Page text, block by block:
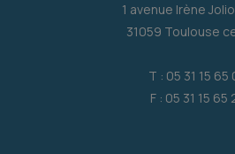
1 avenue Irène
31059 Toulouse
T : 05 31 15 65
F : 05 31 15 65